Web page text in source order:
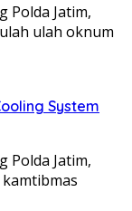
Polda Jatim,
ulah oknum
System
Polda Jatim,